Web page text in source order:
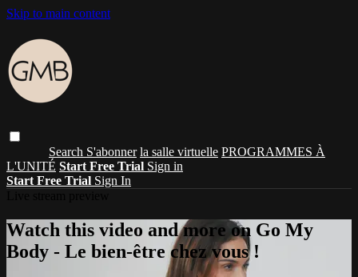
Skip to main content
Search S'abonner la salle virtuelle PROGRAMMES À
L'UNITÉ Start Free Trial Sign in
Start Free Trial Sign In
Watch this video and more on Go My
Body - Le bien-être chez vous !